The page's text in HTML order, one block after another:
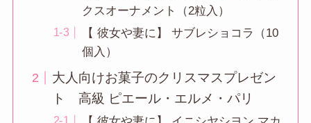
クスオーナメント（2粒入）
【 彼女や妻に】 サブレショコラ（10
個入）
大人向けお菓子のクリスマスプレゼン
ト 高級 ピエール・エルメ・パリ